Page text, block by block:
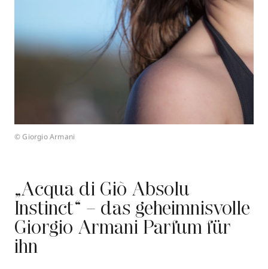
© Giorgio Armani
„Acqua di Giò Absolu
Instinct“ – das geheimnisvolle
Giorgio Armani Parfum für
ihn